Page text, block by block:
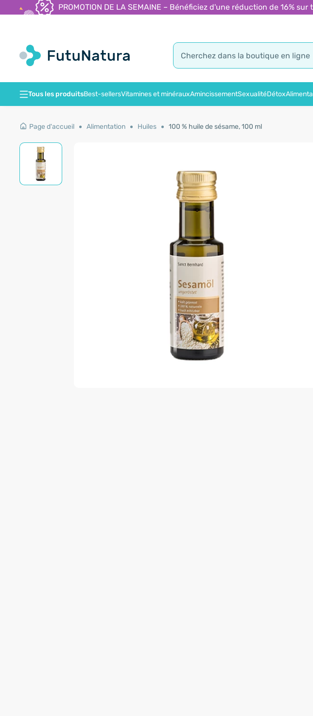
PROMOTION DE LA SEMAINE – Bénéficiez d'une réduction de 16%
Tous les produitsBest-sellersVitamines et minérauxAmincissementSexualitéDétox
Page d'accueil Alimentation Huiles 100 % huile de sésame, 100 ml